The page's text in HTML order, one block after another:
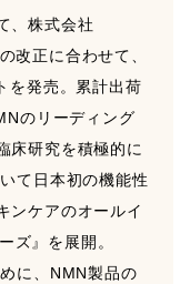
、株式会社
改正に合わせて、
を発売。累計出荷
のリーディング
床研究を積極的に
て日本初の機能性
ンケアのオールイ
ズ』を展開。
に、NMN製品の